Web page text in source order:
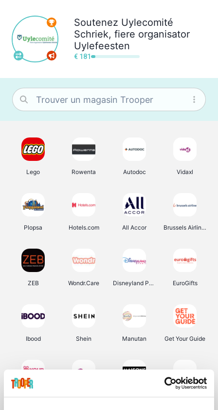
Soutenez Uylecomité
Schriek, fiere organisator
Uylefeesten
€ 181
Lego Rowenta Autodoc Vidaxl
Plopsa Hotels.com All Accor Brussels Airlines
ZEB Wondr.Care Disneyland Paris EuroGifts
Ibood Shein Manutan Get Your Guide